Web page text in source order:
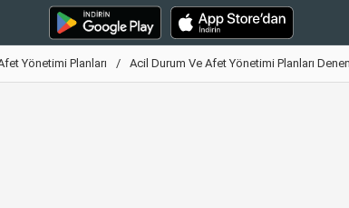
Yönetimi Planları Acil Durum Ve Afet Yönetimi Planları